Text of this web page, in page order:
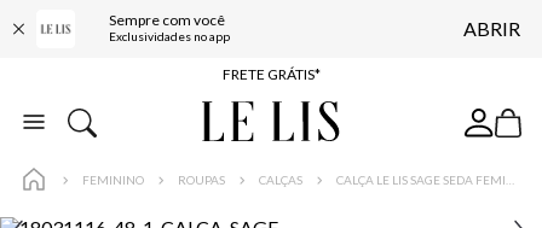
Sempre com você
Exclusividades no app ABRIR
ENTREGA EXPRESSA*
FRETE GRÁTIS*
BAIXE O APP
FEMININO ROUPAS CALÇAS